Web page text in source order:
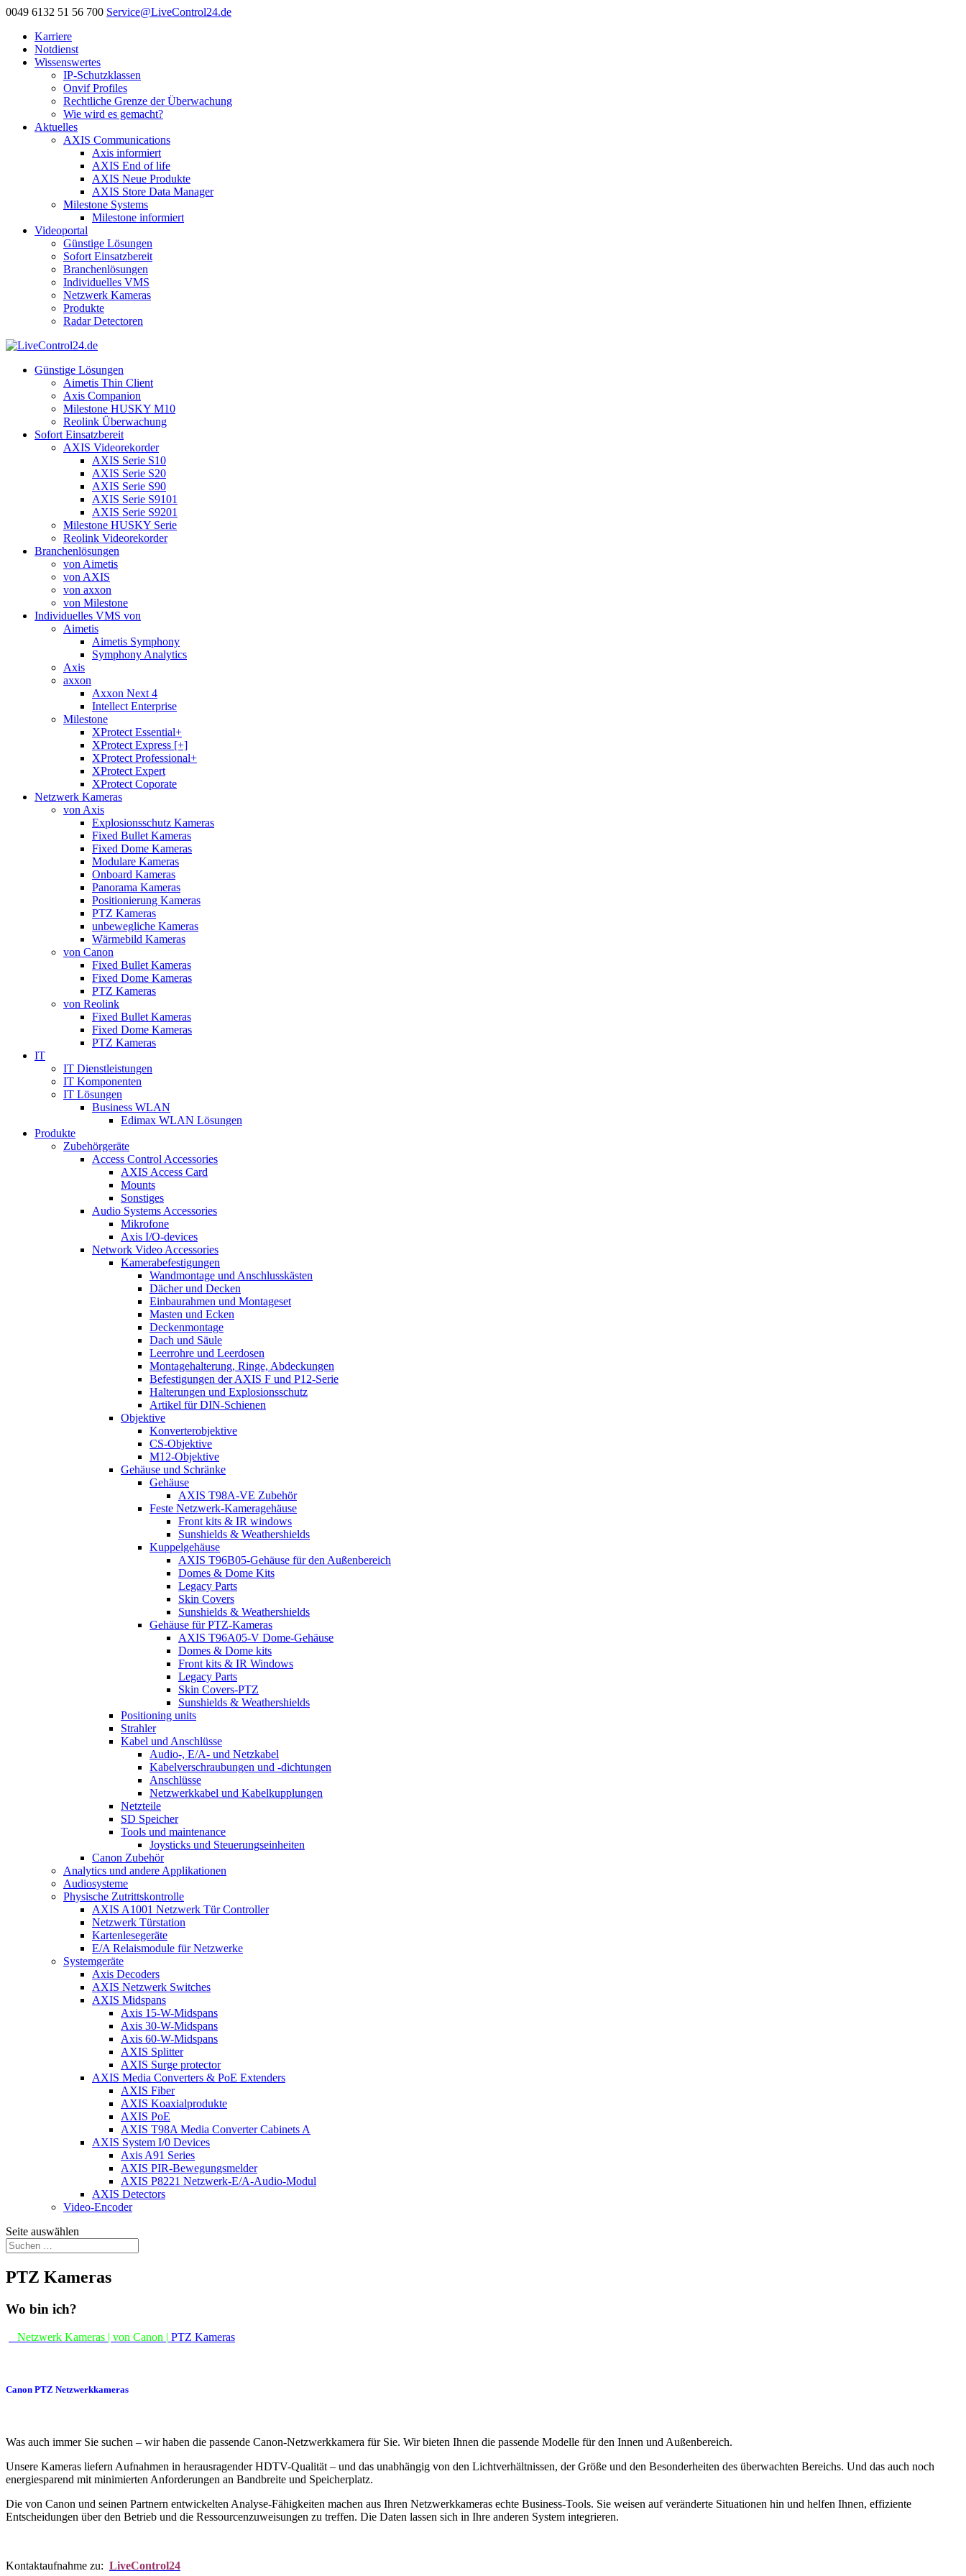
0049 6132 51 56 700 Service@LiveControl24.de
Karriere
Notdienst
Wissenswertes
IP-Schutzklassen
Onvif Profiles
Rechtliche Grenze der Überwachung
Wie wird es gemacht?
Aktuelles
AXIS Communications
Axis informiert
AXIS End of life
AXIS Neue Produkte
AXIS Store Data Manager
Milestone Systems
Milestone informiert
Videoportal
Günstige Lösungen
Sofort Einsatzbereit
Branchenlösungen
Individuelles VMS
Netzwerk Kameras
Produkte
Radar Detectoren
Günstige Lösungen
Aimetis Thin Client
Axis Companion
Milestone HUSKY M10
Reolink Überwachung
Sofort Einsatzbereit
AXIS Videorekorder
AXIS Serie S10
AXIS Serie S20
AXIS Serie S90
AXIS Serie S9101
AXIS Serie S9201
Milestone HUSKY Serie
Reolink Videorekorder
Branchenlösungen
von Aimetis
von AXIS
von axxon
von Milestone
Individuelles VMS von
Aimetis
Aimetis Symphony
Symphony Analytics
Axis
axxon
Axxon Next 4
Intellect Enterprise
Milestone
XProtect Essential+
XProtect Express [+]
XProtect Professional+
XProtect Expert
XProtect Coporate
Netzwerk Kameras
von Axis
Explosionsschutz Kameras
Fixed Bullet Kameras
Fixed Dome Kameras
Modulare Kameras
Onboard Kameras
Panorama Kameras
Positionierung Kameras
PTZ Kameras
unbewegliche Kameras
Wärmebild Kameras
von Canon
Fixed Bullet Kameras
Fixed Dome Kameras
PTZ Kameras
von Reolink
Fixed Bullet Kameras
Fixed Dome Kameras
PTZ Kameras
IT
IT Dienstleistungen
IT Komponenten
IT Lösungen
Business WLAN
Edimax WLAN Lösungen
Produkte
Zubehörgeräte
Access Control Accessories
AXIS Access Card
Mounts
Sonstiges
Audio Systems Accessories
Mikrofone
Axis I/O-devices
Network Video Accessories
Kamerabefestigungen
Wandmontage und Anschlusskästen
Dächer und Decken
Einbaurahmen und Montageset
Masten und Ecken
Deckenmontage
Dach und Säule
Leerrohre und Leerdosen
Montagehalterung, Ringe, Abdeckungen
Befestigungen der AXIS F und P12-Serie
Halterungen und Explosionsschutz
Artikel für DIN-Schienen
Objektive
Konverterobjektive
CS-Objektive
M12-Objektive
Gehäuse und Schränke
Gehäuse
AXIS T98A-VE Zubehör
Feste Netzwerk-Kameragehäuse
Front kits & IR windows
Sunshields & Weathershields
Kuppelgehäuse
AXIS T96B05-Gehäuse für den Außenbereich
Domes & Dome Kits
Legacy Parts
Skin Covers
Sunshields & Weathershields
Gehäuse für PTZ-Kameras
AXIS T96A05-V Dome-Gehäuse
Domes & Dome kits
Front kits & IR Windows
Legacy Parts
Skin Covers-PTZ
Sunshields & Weathershields
Positioning units
Strahler
Kabel und Anschlüsse
Audio-, E/A- und Netzkabel
Kabelverschraubungen und -dichtungen
Anschlüsse
Netzwerkkabel und Kabelkupplungen
Netzteile
SD Speicher
Tools und maintenance
Joysticks und Steuerungseinheiten
Canon Zubehör
Analytics und andere Applikationen
Audiosysteme
Physische Zutrittskontrolle
AXIS A1001 Netzwerk Tür Controller
Netzwerk Türstation
Kartenlesegeräte
E/A Relaismodule für Netzwerke
Systemgeräte
Axis Decoders
AXIS Netzwerk Switches
AXIS Midspans
Axis 15-W-Midspans
Axis 30-W-Midspans
Axis 60-W-Midspans
AXIS Splitter
AXIS Surge protector
AXIS Media Converters & PoE Extenders
AXIS Fiber
AXIS Koaxialprodukte
AXIS PoE
AXIS T98A Media Converter Cabinets A
AXIS System I/0 Devices
Axis A91 Series
AXIS PIR-Bewegungsmelder
AXIS P8221 Netzwerk-E/A-Audio-Modul
AXIS Detectors
Video-Encoder
Seite auswählen
PTZ Kameras
Wo bin ich?
Netzwerk Kameras | von Canon | PTZ Kameras
Canon PTZ Netzwerkkameras
Was auch immer Sie suchen – wir haben die passende Canon-Netzwerkkamera für Sie. Wir bieten Ihnen die passende Modelle für den Innen und Außenbereich.
Unsere Kameras liefern Aufnahmen in herausragender HDTV-Qualität – und das unabhängig von den Lichtverhältnissen, der Größe und den Besonderheiten des überwachten Bereichs. Und das auch noch
energiesparend mit minimierten Anforderungen an Bandbreite und Speicherplatz.
Die von Canon und seinen Partnern entwickelten Analyse-Fähigkeiten machen aus Ihren Netzwerkkameras echte Business-Tools. Sie weisen auf veränderte Situationen hin und helfen Ihnen, effiziente
Entscheidungen über den Betrieb und die Ressourcenzuweisungen zu treffen. Die Daten lassen sich in Ihre anderen System integrieren.
Kontaktaufnahme zu: LiveControl24